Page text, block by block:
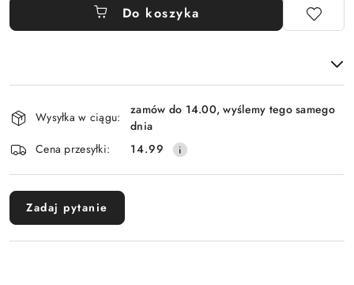
Do koszyka
Dostępność
i
dostawa
Wysyłka w ciągu:
zamów do 14.00, wyślemy tego samego
dnia
Cena przesyłki:
14.99
Zadaj pytanie